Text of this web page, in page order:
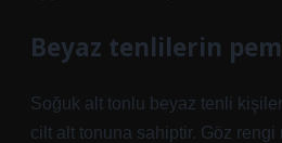
Beyaz tenlilerin
Soğuk alt tonlu beyaz tenli
cilt alt tonuna sahiptir. Göz